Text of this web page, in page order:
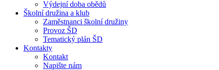
Výdejní doba obědů
Školní družina a klub
Zaměstnanci školní družiny
Provoz ŠD
Tematický plán ŠD
Kontakty
Kontakt
Napište nám